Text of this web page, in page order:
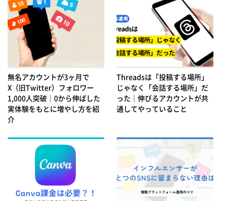
無名アカウントが3ヶ月で
X（旧Twitter）フォロワー
1,000人突破｜0から伸ばした
実体験をもとに増やし方を紹
介
Threadsは「投稿する場所」
じゃなく「会話する場所」だ
った｜伸びるアカウントが共
通してやっていること